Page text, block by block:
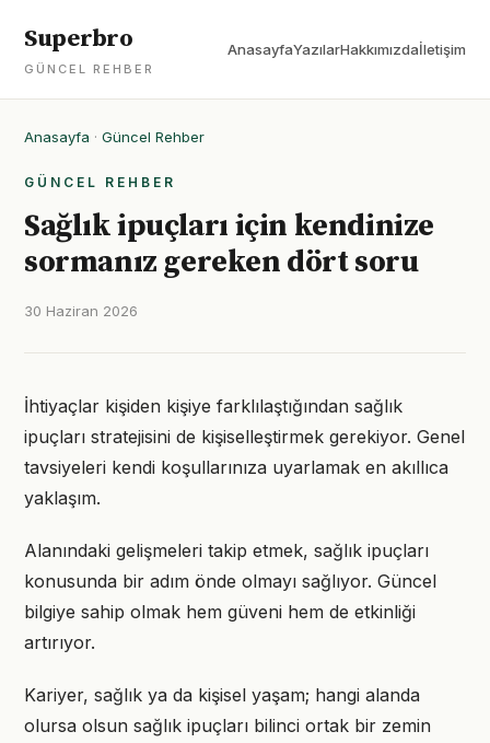
Superbro
GÜNCEL REHBER
AnasayfaYazılarHakkımızdaİletişim
Anasayfa · Güncel Rehber
GÜNCEL REHBER
Sağlık ipuçları için kendinize
sormanız gereken dört soru
30 Haziran 2026
İhtiyaçlar kişiden kişiye farklılaştığından sağlık
ipuçları stratejisini de kişiselleştirmek gerekiyor. Genel
tavsiyeleri kendi koşullarınıza uyarlamak en akıllıca
yaklaşım.
Alanındaki gelişmeleri takip etmek, sağlık ipuçları
konusunda bir adım önde olmayı sağlıyor. Güncel
bilgiye sahip olmak hem güveni hem de etkinliği
artırıyor.
Kariyer, sağlık ya da kişisel yaşam; hangi alanda
olursa olsun sağlık ipuçları bilinci ortak bir zemin